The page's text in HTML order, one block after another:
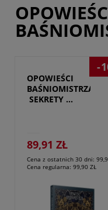
OPOWIEŚCI
BAŚNIOMISTRZA
SEKRETY
89,91 ZŁ
Cena z ostatnich 30 dni:
Cena regularna: 99,90 ZŁ
-